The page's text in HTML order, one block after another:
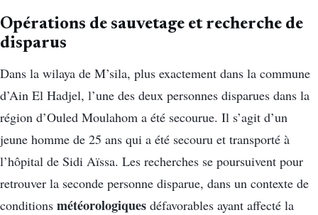
Opérations de sauvetage et recherche de
disparus
Dans la wilaya de M’sila, plus exactement dans la commune
d’Ain El Hadjel, l’une des deux personnes disparues dans la
région d’Ouled Moulahom a été secourue. Il s’agit d’un
jeune homme de 25 ans qui a été secouru et transporté à
l’hôpital de Sidi Aïssa. Les recherches se poursuivent pour
retrouver la seconde personne disparue, dans un contexte de
conditions météorologiques défavorables ayant affecté la